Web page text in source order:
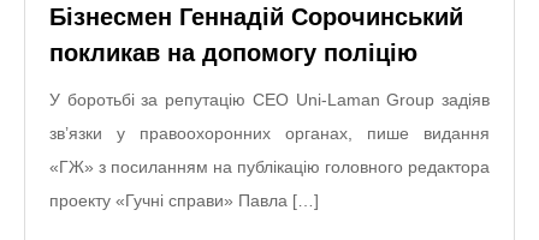
Бізнесмен Геннадій Сорочинський
покликав на допомогу поліцію
У боротьбі за репутацію СЕО Uni-Laman Group задіяв
зв’язки у правоохоронних органах, пише видання
«ГЖ» з посиланням на публікацію головного редактора
проекту «Гучні справи» Павла […]